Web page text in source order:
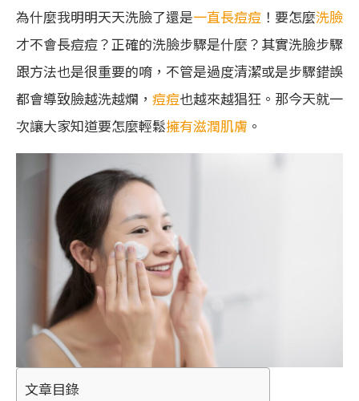
為什麼我明明天天洗臉了還是一直長痘痘 ！要怎麼洗臉
才不會長痘痘？正確的洗臉步驟是什麼？其實洗臉步驟
跟方法也是很重要的唷，不管是過度清潔或是步驟錯誤
都會導致臉越洗越爛， 痘痘也越來越猖狂。那今天就一
次讓大家知道要怎麼輕鬆擁有滋潤肌膚 。
文章目錄